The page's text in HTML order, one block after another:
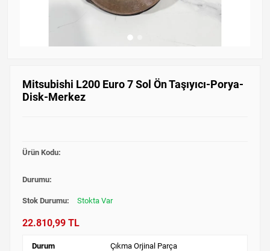
Mitsubishi L200 Euro 7 Sol Ön Taşıyıcı-Porya-
Disk-Merkez
Ürün Kodu:
Durumu:
Stok Durumu: Stokta Var
22.810,99 TL
Durum Çıkma Orjinal Parça